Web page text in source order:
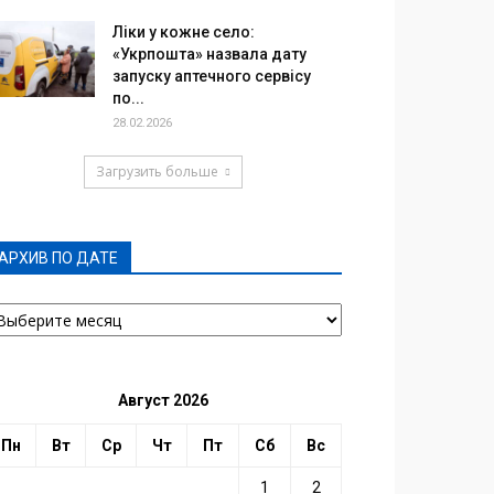
Ліки у кожне село:
«Укрпошта» назвала дату
запуску аптечного сервісу
по...
28.02.2026
Загрузить больше
ПО ДАТЕ
Август 2026
Пн Вт Ср Чт Пт Сб Вс
1 2